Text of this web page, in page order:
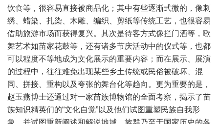
饮食等，很容易直接被商品化；其中有些逐渐式微的，像刺
绣、蜡染、扎染、木雕、编织、剪纸等传统工艺，也很容易
借助旅游市场而获得复兴。其次是待客方式像拦门酒等，歌
舞艺术如苗家花鼓等，还有诸多节庆活动中的仪式等，也都
可以程度不等地成为文化展示的重要内容；而在展示、展演
的过程中，往往难免出现某些乡土传统或民俗被破坏、混
同、拼接、重构以及夸张的舞台化等趋向。更为重要的是，
赵玉燕博士还通过对一家苗族博物馆的全面考察，揭示了苗
族知识精英们的“文化自觉”以及他们试图重塑民族自我形
象，并试图重新阐述和解说地域、族群乃至于国家历史的各